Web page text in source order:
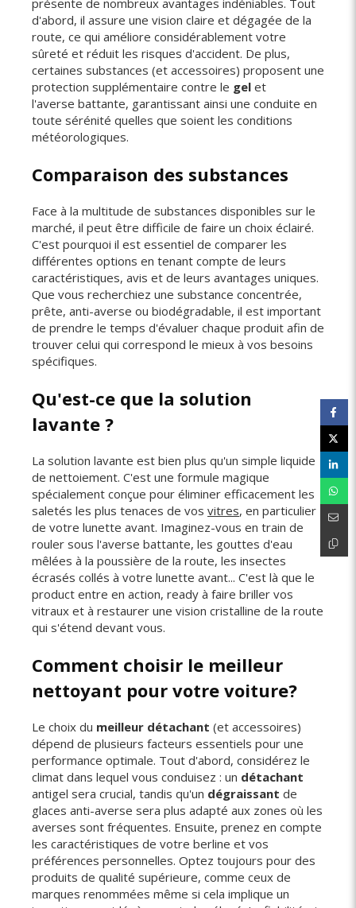
présente de nombreux avantages indéniables. Tout
d'abord, il assure une vision claire et dégagée de la
route, ce qui améliore considérablement votre
sûreté et réduit les risques d'accident. De plus,
certaines substances (et accessoires) proposent une
protection supplémentaire contre le gel et
l'averse battante, garantissant ainsi une conduite en
toute sérénité quelles que soient les conditions
météorologiques.
Comparaison des substances
Face à la multitude de substances disponibles sur le
marché, il peut être difficile de faire un choix éclairé.
C'est pourquoi il est essentiel de comparer les
différentes options en tenant compte de leurs
caractéristiques, avis et de leurs avantages uniques.
Que vous recherchiez une substance concentrée,
prête, anti-averse ou biodégradable, il est important
de prendre le temps d'évaluer chaque produit afin de
trouver celui qui correspond le mieux à vos besoins
spécifiques.
Qu'est-ce que la solution
lavante ?
La solution lavante est bien plus qu'un simple liquide
de nettoiement. C'est une formule magique
spécialement conçue pour éliminer efficacement les
saletés les plus tenaces de vos vitres, en particulier
de votre lunette avant. Imaginez-vous en train de
rouler sous l'averse battante, les gouttes d'eau
mêlées à la poussière de la route, les insectes
écrasés collés à votre lunette avant... C'est là que le
product entre en action, ready à faire briller vos
vitraux et à restaurer une vision cristalline de la route
qui s'étend devant vous.
Comment choisir le meilleur
nettoyant pour votre voiture?
Le choix du meilleur détachant (et accessoires)
dépend de plusieurs facteurs essentiels pour une
performance optimale. Tout d'abord, considérez le
climat dans lequel vous conduisez : un détachant
antigel sera crucial, tandis qu'un dégraissant de
glaces anti-averse sera plus adapté aux zones où les
averses sont fréquentes. Ensuite, prenez en compte
les caractéristiques de votre berline et vos
préférences personnelles. Optez toujours pour des
produits de qualité supérieure, comme ceux de
marques renommées même si cela implique un